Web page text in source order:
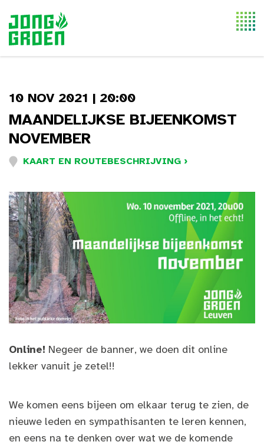
10 NOV 2021 | 20:00
MAANDELIJKSE BIJEENKOMST
NOVEMBER
KAART EN ROUTEBESCHRIJVING ›
Online! Negeer de banner, we doen dit online
lekker vanuit je zetel!!
We komen eens bijeen om elkaar terug te zien, de
nieuwe leden en sympathisanten te leren kennen,
en eens na te denken over wat we de komende